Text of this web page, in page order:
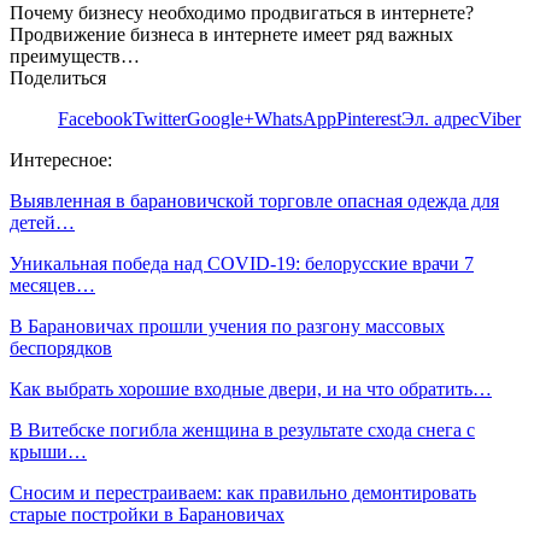
Почему бизнесу необходимо продвигаться в интернете?
Продвижение бизнеса в интернете имеет ряд важных
преимуществ…
Поделиться
FacebookTwitterGoogle+WhatsAppPinterestЭл. адресViber
Интересное:
Выявленная в барановичской торговле опасная одежда для
детей…
Уникальная победа над COVID-19: белорусские врачи 7
месяцев…
В Барановичах прошли учения по разгону массовых
беспорядков
Как выбрать хорошие входные двери, и на что обратить…
В Витебске погибла женщина в результате схода снега с
крыши…
Сносим и перестраиваем: как правильно демонтировать
старые постройки в Барановичах